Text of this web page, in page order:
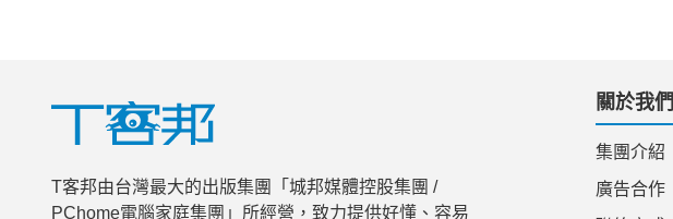
T客邦由台灣最大的出版集團「城邦媒體控股集團 /
PChome電腦家庭集團」所經營，致力提供好懂、容易
關於我們
集團介紹
廣告合作